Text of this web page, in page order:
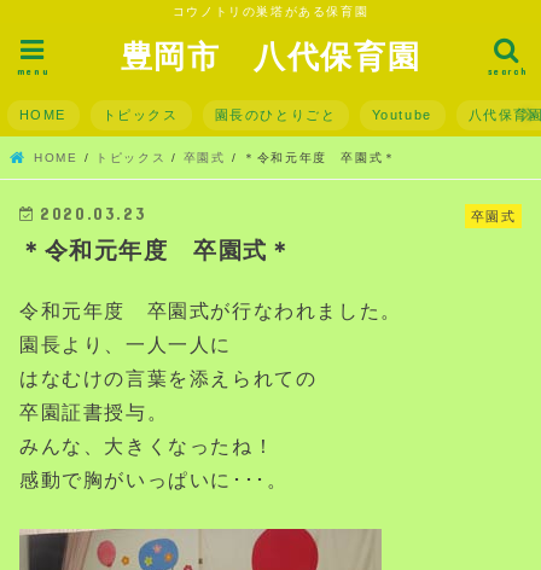
コウノトリの巣塔がある保育園
豊岡市 八代保育園 search
menu
HOME トピックス 園長のひとりごと Youtube 八代保育
HOME トピックス 卒園式 ＊令和元年度 卒園式＊
卒園式
2020.03.23
＊令和元年度 卒園式＊
令和元年度 卒園式が行なわれました。
園長より、一人一人に
はなむけの言葉を添えられての
卒園証書授与。
みんな、大きくなったね！
感動で胸がいっぱいに･･･。